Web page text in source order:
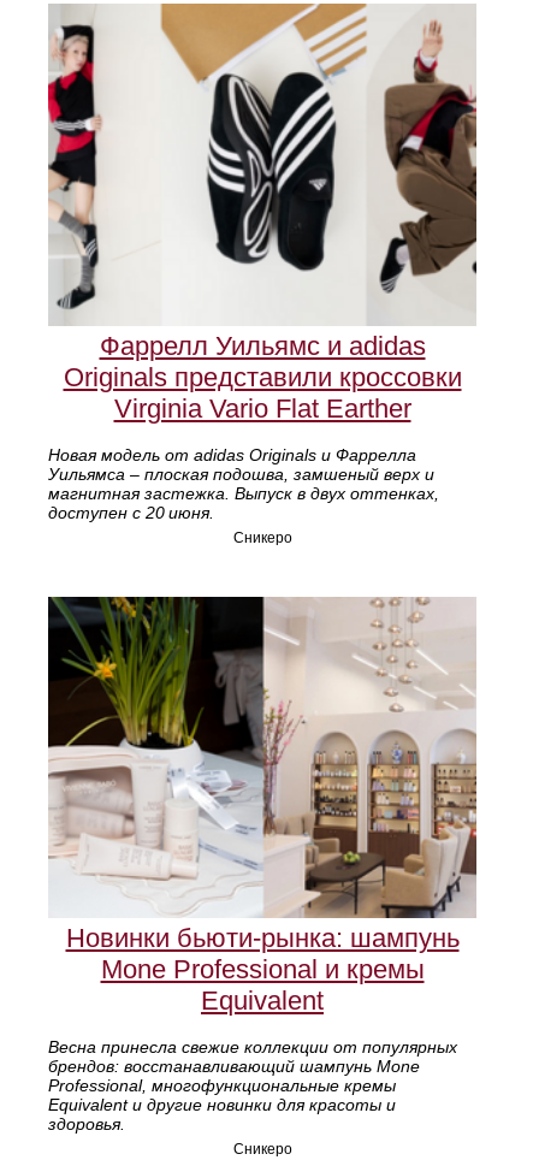
Фаррелл Уильямс и adidas
Originals представили кроссовки
Virginia Vario Flat Earther
Новая модель от adidas Originals и Фаррелла
Уильямса – плоская подошва, замшеный верх и
магнитная застежка. Выпуск в двух оттенках,
доступен с 20 июня.
Сникеро
Новинки бьюти-рынка: шампунь
Mone Professional и кремы
Equivalent
Весна принесла свежие коллекции от популярных
брендов: восстанавливающий шампунь Mone
Professional, многофункциональные кремы
Equivalent и другие новинки для красоты и
здоровья.
Сникеро